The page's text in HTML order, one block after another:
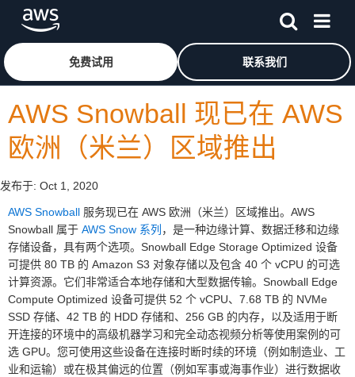
跳至主要内容
免费试用 联系我们
AWS Snowball 现已在 AWS
欧洲（米兰）区域推出
发布于: Oct 1, 2020
AWS Snowball 服务现已在 AWS 欧洲（米兰）区域推出。AWS
Snowball 属于 AWS Snow 系列 ，是一种边缘计算、数据迁移和边缘
存储设备，具有两个选项。Snowball Edge Storage Optimized 设备
可提供 80 TB 的 Amazon S3 对象存储以及包含 40 个 vCPU 的可选
计算资源。它们非常适合本地存储和大型数据传输。Snowball Edge
Compute Optimized 设备可提供 52 个 vCPU、7.68 TB 的 NVMe
SSD 存储、42 TB 的 HDD 存储和、256 GB 的内存，以及适用于断
开连接的环境中的高级机器学习和完全动态视频分析等使用案例的可
选 GPU。您可使用这些设备在连接时断时续的环境（例如制造业、工
业和运输）或在极其偏远的位置（例如军事或海事作业）进行数据收